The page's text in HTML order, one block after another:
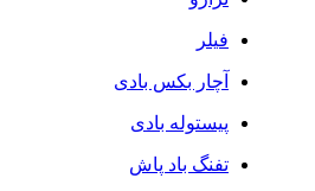
فیلر
آچار بکس بادی
پیستوله بادی
تفنگ باد پاش